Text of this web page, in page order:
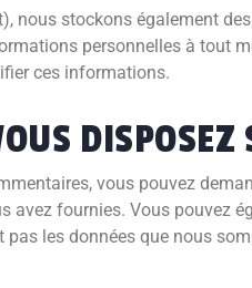
nous stockons également
personnelles à tout
ces informations.
DISPOSEZ
vous pouvez
avez fournies. Vous pouvez
les données que nous